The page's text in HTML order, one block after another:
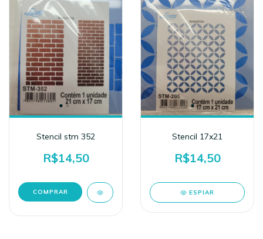
Stencil stm 352
R$14,50
Stencil 17x21
R$14,50
ESPIAR